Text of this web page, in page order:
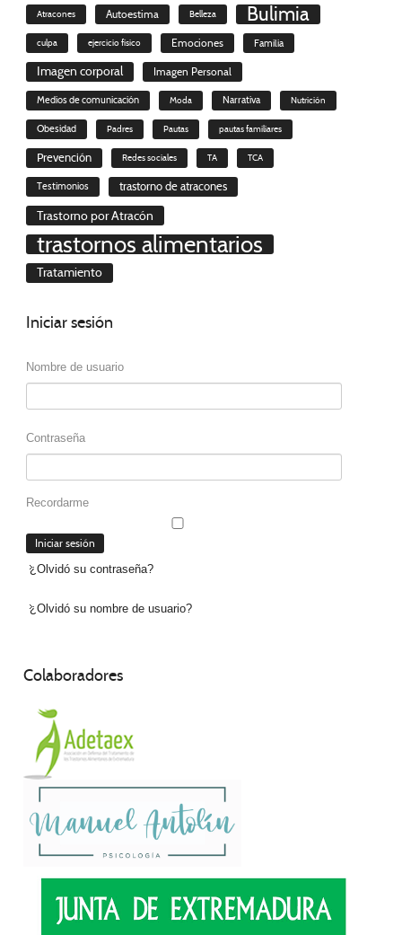
Atracones Autoestima Belleza Bulimia
culpa ejercicio físico Emociones Familia
Imagen corporal Imagen Personal
Medios de comunicación Moda Narrativa Nutrición
Obesidad Padres Pautas pautas familiares
Prevención Redes sociales TA TCA
Testimonios trastorno de atracones
Trastorno por Atracón
trastornos alimentarios
Tratamiento
Iniciarsesión
Nombre de usuario
Contraseña
Recordarme
¿Olvidó su contraseña?
¿Olvidó su nombre de usuario?
Colaboradores